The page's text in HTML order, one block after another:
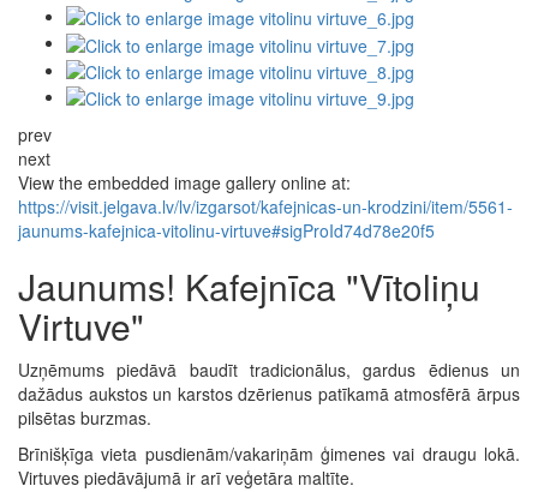
prev
next
View the embedded image gallery online at:
https://visit.jelgava.lv/lv/izgarsot/kafejnicas-un-krodzini/item/5561-
jaunums-kafejnica-vitolinu-virtuve#sigProId74d78e20f5
Jaunums! Kafejnīca "Vītoliņu
Virtuve"
Uzņēmums piedāvā baudīt tradicionālus, gardus ēdienus un
dažādus aukstos un karstos dzērienus patīkamā atmosfērā ārpus
pilsētas burzmas.
Brīnišķīga vieta pusdienām/vakariņām ģimenes vai draugu lokā.
Virtuves piedāvājumā ir arī veģetāra maltīte.